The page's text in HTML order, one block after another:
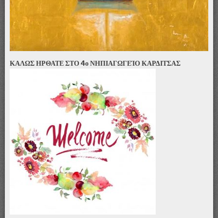
ΚΑΛΩΣ ΗΡΘΑΤΕ ΣΤΟ 4ο ΝΗΠΙΑΓΩΓΕΊΟ ΚΑΡΔΙΤΣΑΣ